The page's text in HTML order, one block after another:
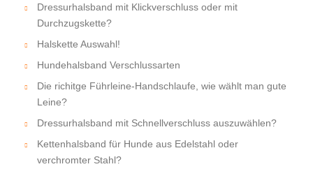
Dressurhalsband mit Klickverschluss oder mit
Durchzugskette?
Halskette Auswahl!
Hundehalsband Verschlussarten
Die richitge Führleine-Handschlaufe, wie wählt man gute
Leine?
Dressurhalsband mit Schnellverschluss auszuwählen?
Kettenhalsband für Hunde aus Edelstahl oder
verchromter Stahl?